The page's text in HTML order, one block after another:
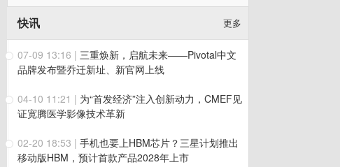
快讯 更多
07-09 13:16 | 三重焕新，启航未来——Pivotal中文
品牌发布暨乔迁新址、新官网上线
04-10 11:21 | 为“首发经济”注入创新动力，CMEF见
证宽腾医学影像技术革新
02-20 18:53 | 手机也要上HBM芯片？三星计划推出
移动版HBM，预计首款产品2028年上市